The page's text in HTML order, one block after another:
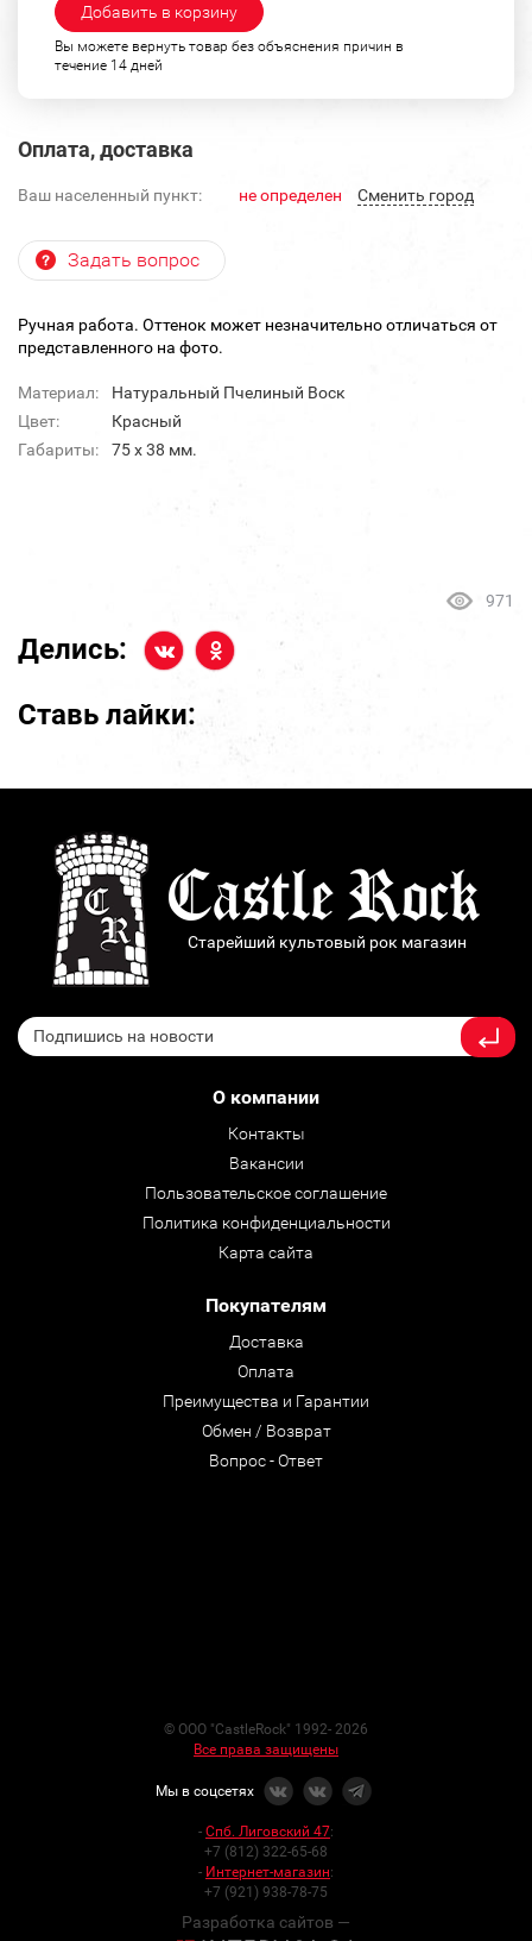
Добавить в корзину
Вы можете вернуть товар без объяснения причин в
течение 14 дней
Оплата, доставка
Ваш населенный пункт: не определен Cменить город
Задать вопрос
Ручная работа. Оттенок может незначительно отличаться от
представленного на фото.
Материал:
Натуральный Пчелиный Воск
Цвет:
Красный
Габариты:
75 х 38 мм.
971
Делись:
Ставь лайки:
Старейший культовый рок магазин
О компании
Контакты
Вакансии
Пользовательское соглашение
Политика конфиденциальности
Карта сайта
Покупателям
Доставка
Оплата
Преимущества и Гарантии
Обмен / Возврат
Вопрос - Ответ
© ООО "CastleRock" 1992- 2026
Все права защищены
Мы в соцсетях
- Спб. Лиговский 47:
+7 (812) 322-65-68
- Интернет-магазин:
+7 (921) 938-78-75
Разработка сайтов —